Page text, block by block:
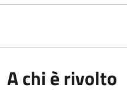
A chi è rivolto